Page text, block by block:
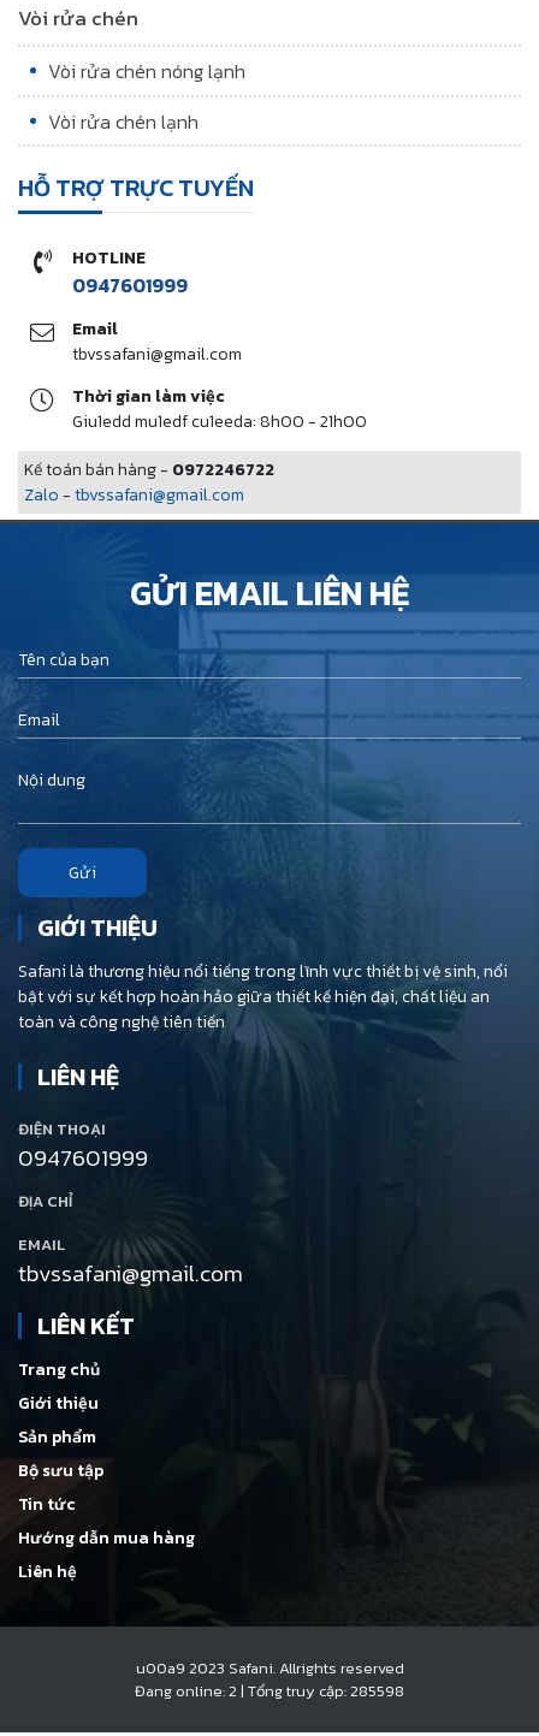
Vòi rửa chén
Vòi rửa chén nóng lạnh
Vòi rửa chén lạnh
HỖ TRỢ TRỰC TUYẾN
HOTLINE
0947601999
Email
tbvssafani@gmail.com
Thời gian làm việc
Giu1edd mu1edf cu1eeda: 8h00 - 21h00
Kế toán bán hàng - 0972246722
Zalo-tbvssafani@gmail.com
GỬI EMAIL LIÊN HỆ
Gửi
GIỚI THIỆU
Safani là thương hiệu nổi tiếng trong lĩnh vực thiết bị vệ sinh, nổi
bật với sự kết hợp hoàn hảo giữa thiết kế hiện đại, chất liệu an
toàn và công nghệ tiên tiến
LIÊN HỆ
ĐIỆN THOẠI
0947601999
ĐỊA CHỈ
EMAIL
tbvssafani@gmail.com
LIÊN KẾT
Trang chủ
Giới thiệu
Sản phẩm
Bộ sưu tập
Tin tức
Hướng dẫn mua hàng
Liên hệ
u00a9 2023 Safani. Allrights reserved
Đang online: 2 | Tổng truy cập: 285598